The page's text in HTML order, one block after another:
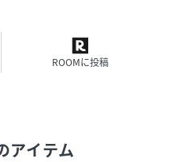
ROOMに投稿
アイテム